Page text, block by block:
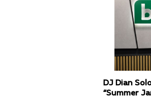
DJ Dian
“Summer